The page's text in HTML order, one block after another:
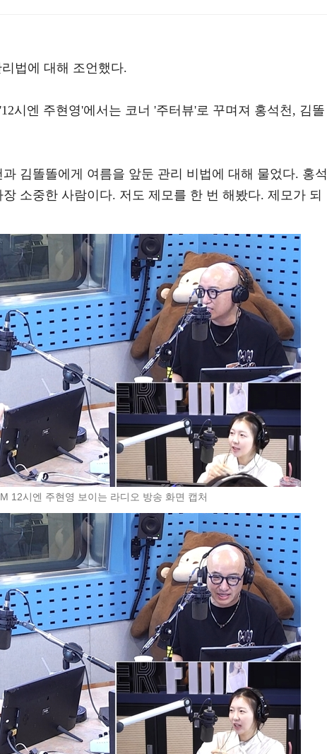
법에 대해 조언했다.
시엔 주현영'에서는 코너 '주터뷰'로 꾸며져 홍석천, 김똘
김똘똘에게 여름을 앞둔 관리 비법에 대해 물었다. 홍석
소중한 사람이다. 저도 제모를 한 번 해봤다. 제모가 되
12시엔 주현영 보이는 라디오 방송 화면 캡처